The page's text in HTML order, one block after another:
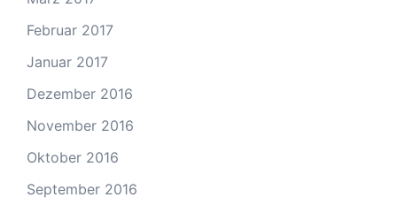
Februar 2017
Januar 2017
Dezember 2016
November 2016
Oktober 2016
September 2016